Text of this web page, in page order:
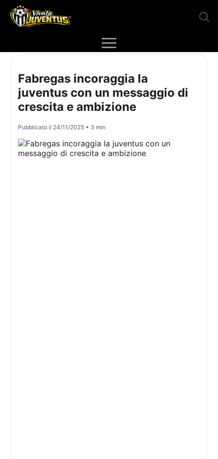
Fabregas incoraggia la
juventus con un messaggio di
crescita e ambizione
Pubblicato il 24/11/2025 • 3 min